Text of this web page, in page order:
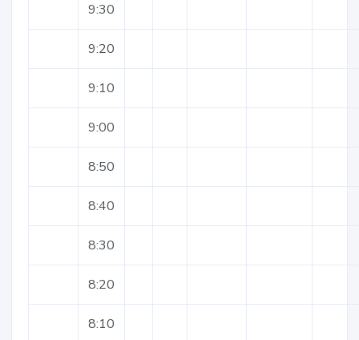
9:30
9:20
9:10
9:00
8:50
8:40
8:30
8:20
8:10